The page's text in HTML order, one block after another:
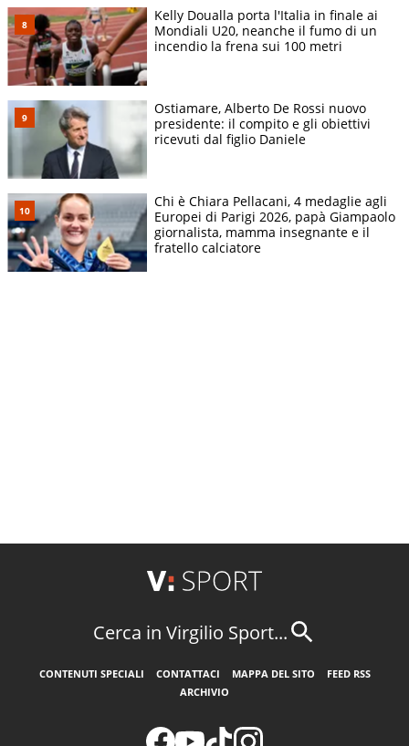
Kelly Doualla porta l'Italia in finale ai
Mondiali U20, neanche il fumo di un
incendio la frena sui 100 metri
Ostiamare, Alberto De Rossi nuovo
presidente: il compito e gli obiettivi
ricevuti dal figlio Daniele
Chi è Chiara Pellacani, 4 medaglie agli
Europei di Parigi 2026, papà Giampaolo
giornalista, mamma insegnante e il
fratello calciatore
Cerca in Virgilio Sport...
CONTENUTI SPECIALI CONTATTACI MAPPA DEL SITO
FEED RSS
ARCHIVIO